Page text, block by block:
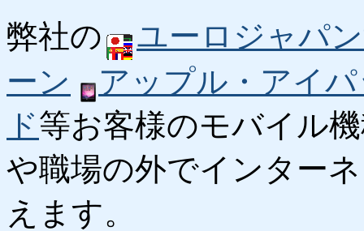
弊社の
ユーロジャパ
ーン
アップル・アイ
ド等お客様のモバイル
や職場の外でインター
えます。